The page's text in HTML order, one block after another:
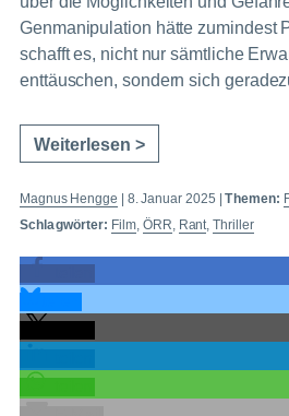
Genmanipulation hätte zumindest
schafft es, nicht nur sämtliche
enttäuschen, sondern sich
Weiterlesen >
Magnus Hengge 8. Januar 2025 |Themen:
Schlagwörter: Film,ÖRR, Rant,Thriller